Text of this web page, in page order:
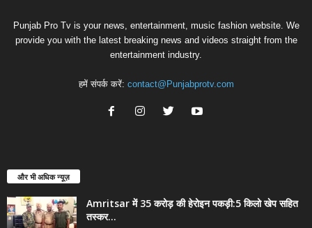
Punjab Pro Tv is your news, entertainment, music fashion website. We
provide you with the latest breaking news and videos straight from the
entertainment industry.
हमें संपर्क करें: contact@Punjabprotv.com
और भी अधिक न्यूज़
Amritsar में 35 करोड़ की हेरोइन पकड़ी:5 किलो खेप सहित
तस्कर...